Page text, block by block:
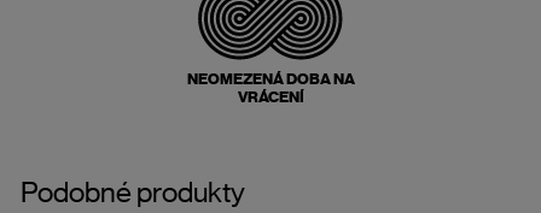
NEOMEZENÁ DOBA NA
VRÁCENÍ
Podobné produkty